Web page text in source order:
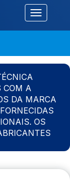
Alternar
COM A
DA MARCA
OS